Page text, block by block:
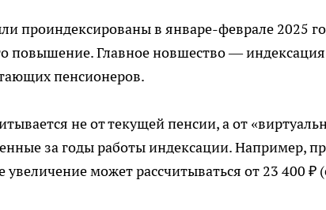
проиндексированы в январе-феврале 2025
повышение. Главное новшество — индексация
пенсионеров.
не от текущей пенсии, а от
за годы работы индексации. Например,
увеличение может рассчитываться от 23 400